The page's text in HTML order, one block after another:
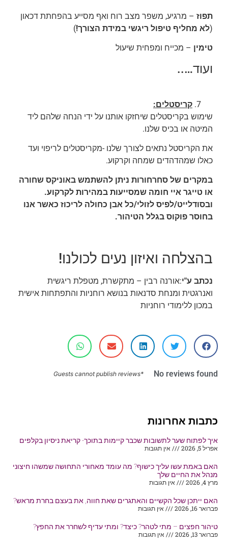
כתבות אחרונות
איך לפתוח שער לתשובות שכבר קיימות בתוכך- קריאת ניסיון בקלפים
אפריל 5, 2026
אין תגובות
האם באמת עשו עליך כישוף? מה עומד מאחורי התחושה שמשהו חיצוני
מנהל את החיים שלך
מרץ 4, 2026
אין תגובות
האם ייתכן שכל הקשיים והאתגרים שאת חווה, את בעצם בחרת מראש?
פברואר 16, 2026
אין תגובות
טיהור חפצים – מתי לטהר? כיצד? ומתי עדיף לשחרר את החפץ?
פברואר 13, 2026
אין תגובות
תפוז – מרגיע, משפר מצב רוח ואף מסייע בהפחתת דכאון
(לא מחליף טיפול ריגשי במידת הצורך!)
טימין – מכייח ומפחית שיעול
ועוד…..
קריסטלים:
שימוש בקריסטלים שיחזקו אותנו על ידי הנחה שלהם ליד
המיטה או בכיס שלנו.
את הקריסטל נתאים לצורך שלנו -מקריסטלים לריפוי ועד
כאלו שמהדהדים שמחה וקרקוע.
במקרים של סחרחורות ניתן להשתמש באוניקס שחורה
או טייגר איי חומה שמסייעות במהירות לקרקוע.
ובסודלייט/לפיס לזולי/כל אבן כחולה לריכוז כאשר אנו
בחוסר פוקוס בגלל הטיהור.
בהצלחה ואיזון נעים לכולנו!
נכתב ע"י:אורנה רבין – מתקשרת, מטפלת ריגשית
ואנרגטית ומנחת סדנאות בנושא רוחניות והתפתחות אישית
במכון ללימודי רוחניות
No reviews found
*Guests cannot publish reviews